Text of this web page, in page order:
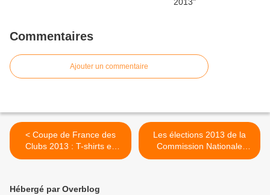
Commentaires
Ajouter un commentaire
< Coupe de France des
Clubs 2013 : T-shirts en
pré-commande
Les élections 2013 de la
Commission Nationale
Nage avec palmes >
Hébergé par Overblog